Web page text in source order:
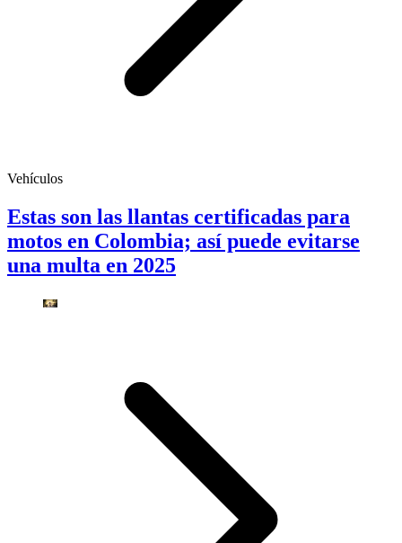
Vehículos
Estas son las llantas certificadas para
motos en Colombia; así puede evitarse
una multa en 2025